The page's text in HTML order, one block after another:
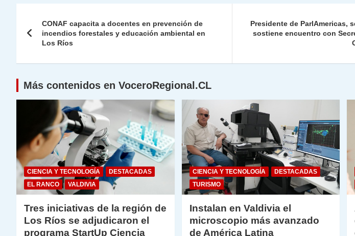
A
p
a
m
b
o
dI
n
Li
n
ar
tir
de
CONAF capacita a docentes en prevención de
incendios forestales y educación ambiental en
Los Ríos
Presidente de ParlAmericas,
sostiene encuentro con
Más contenidos en VoceroRegional.CL
CIENCIA Y TECNOLOGÍA
DESTACADAS
EL RANCO
VALDIVIA
Tres iniciativas de la región de
Los Ríos se adjudicaron el
programa StartUp Ciencia
CIENCIA Y TECNOLOGÍA
DESTACADAS
TURISMO
Instalan en Valdivia el
microscopio más avanzado
de América Latina